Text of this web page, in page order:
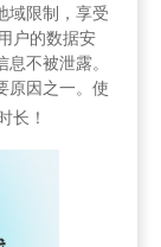
域限制，享受
户的数据安
不被泄露。
原因之一。使
长！